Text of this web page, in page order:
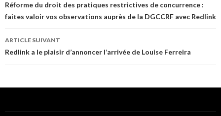
des
articles
Réforme du droit des pratiques restrictives de concurrence :
faites valoir vos observations auprès de la DGCCRF avec Redlink
ARTICLE SUIVANT
Redlink a le plaisir d’annoncer l’arrivée de Louise Ferreira